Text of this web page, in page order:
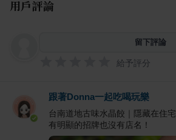
用戶評論
留下評論
給予評分
跟著Donna一起吃喝玩樂
台南道地古味水晶餃｜隱藏在住
有明顯的招牌也沒有店名！